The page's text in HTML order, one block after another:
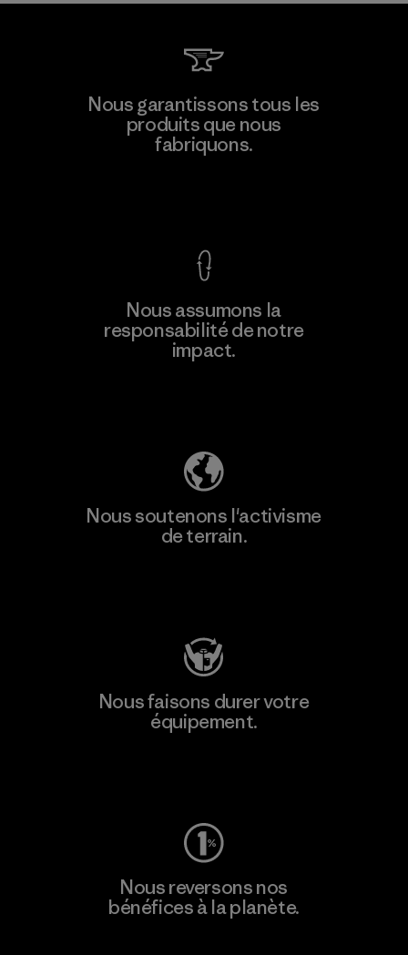
Viet Tien Garment JSC
Nous garantissons tous les
produits que nous
fabriquons.
Nous assumons la
responsabilité de notre
impact.
Nous soutenons l'activisme
de terrain.
Nous faisons durer votre
équipement.
Nous reversons nos
bénéfices à la planète.